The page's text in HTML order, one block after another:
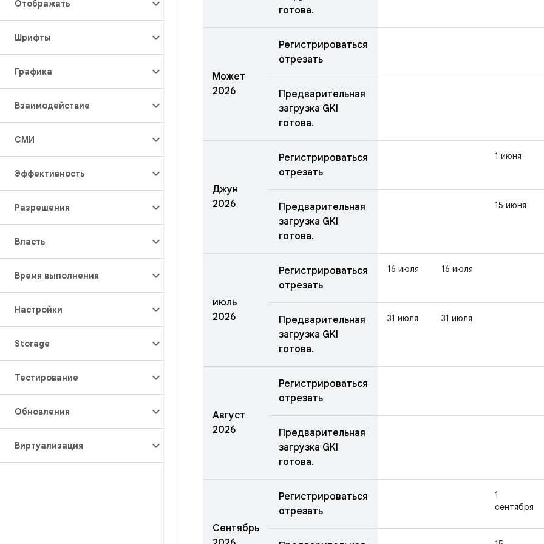
Отображать
Шрифты
Графика
Взаимодействие
СМИ
Эффективность
Разрешения
Власть
Время выполнения
Настройки
Storage
Тестирование
Обновления
Виртуализация
готова.
Может
2026
Регистрироваться
отрезать
Предварительная
загрузка GKI
готова.
Джун
2026
Регистрироваться
отрезать
1 июня
Предварительная
загрузка GKI
готова.
15 июня
июль
2026
Регистрироваться
отрезать
16 июля 16 июля
Предварительная
загрузка GKI
готова.
31 июля 31 июля
Август
2026
Регистрироваться
отрезать
Предварительная
загрузка GKI
готова.
Сентябрь
Регистрироваться
отрезать
1
сентября